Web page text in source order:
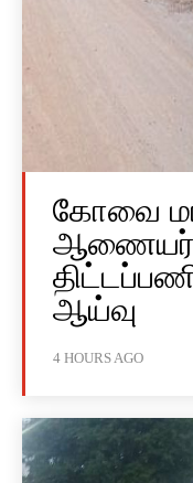
கோவை
ஆணையர்
ஆய்வு
4 HOURS AGO